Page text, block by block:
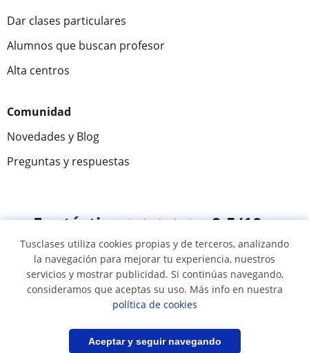
Guardar búsqueda
Dar clases particulares
Alumnos que buscan profesor
Alta centros
Comunidad
Novedades y Blog
Preguntas y respuestas
Fantástica★★★★★ 9,5/10
305883 opiniones de alumnos
© 2007 - 2026 Tusclases.co
Mapa web:Profesores particulares
Tusclases utiliza cookies propias y de terceros, analizando
la navegación para mejorar tu experiencia, nuestros
servicios y mostrar publicidad. Si continúas navegando,
consideramos que aceptas su uso. Más info en nuestra
política de cookies
Aceptar y seguir navegando